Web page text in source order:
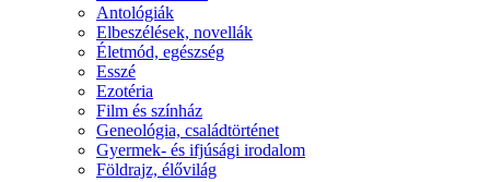
Antológiák
Elbeszélések, novellák
Életmód, egészség
Esszé
Ezotéria
Film és színház
Geneológia, családtörténet
Gyermek- és ifjúsági irodalom
Földrajz, élővilág